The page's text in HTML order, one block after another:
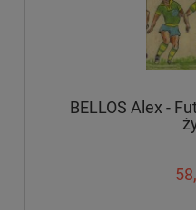
BELLOS Alex -